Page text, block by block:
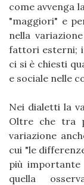
come avvenga
"maggiori" e
nella
fattori esterni;
ci si è chiesti
e sociale nelle
Nei dialetti la
Oltre che tra
variazione
cui "le
più
quella